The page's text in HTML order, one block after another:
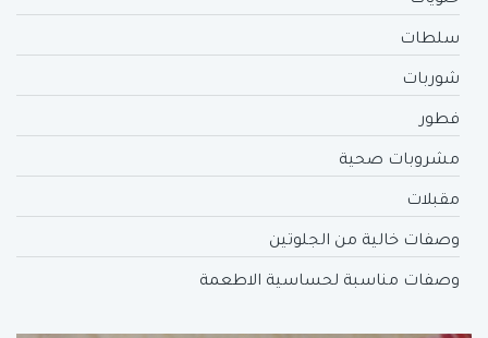
سلطات
شوربات
فطور
مشروبات صحية
مقبلات
وصفات خالية من الجلوتين
وصفات مناسبة لحساسية الاطعمة